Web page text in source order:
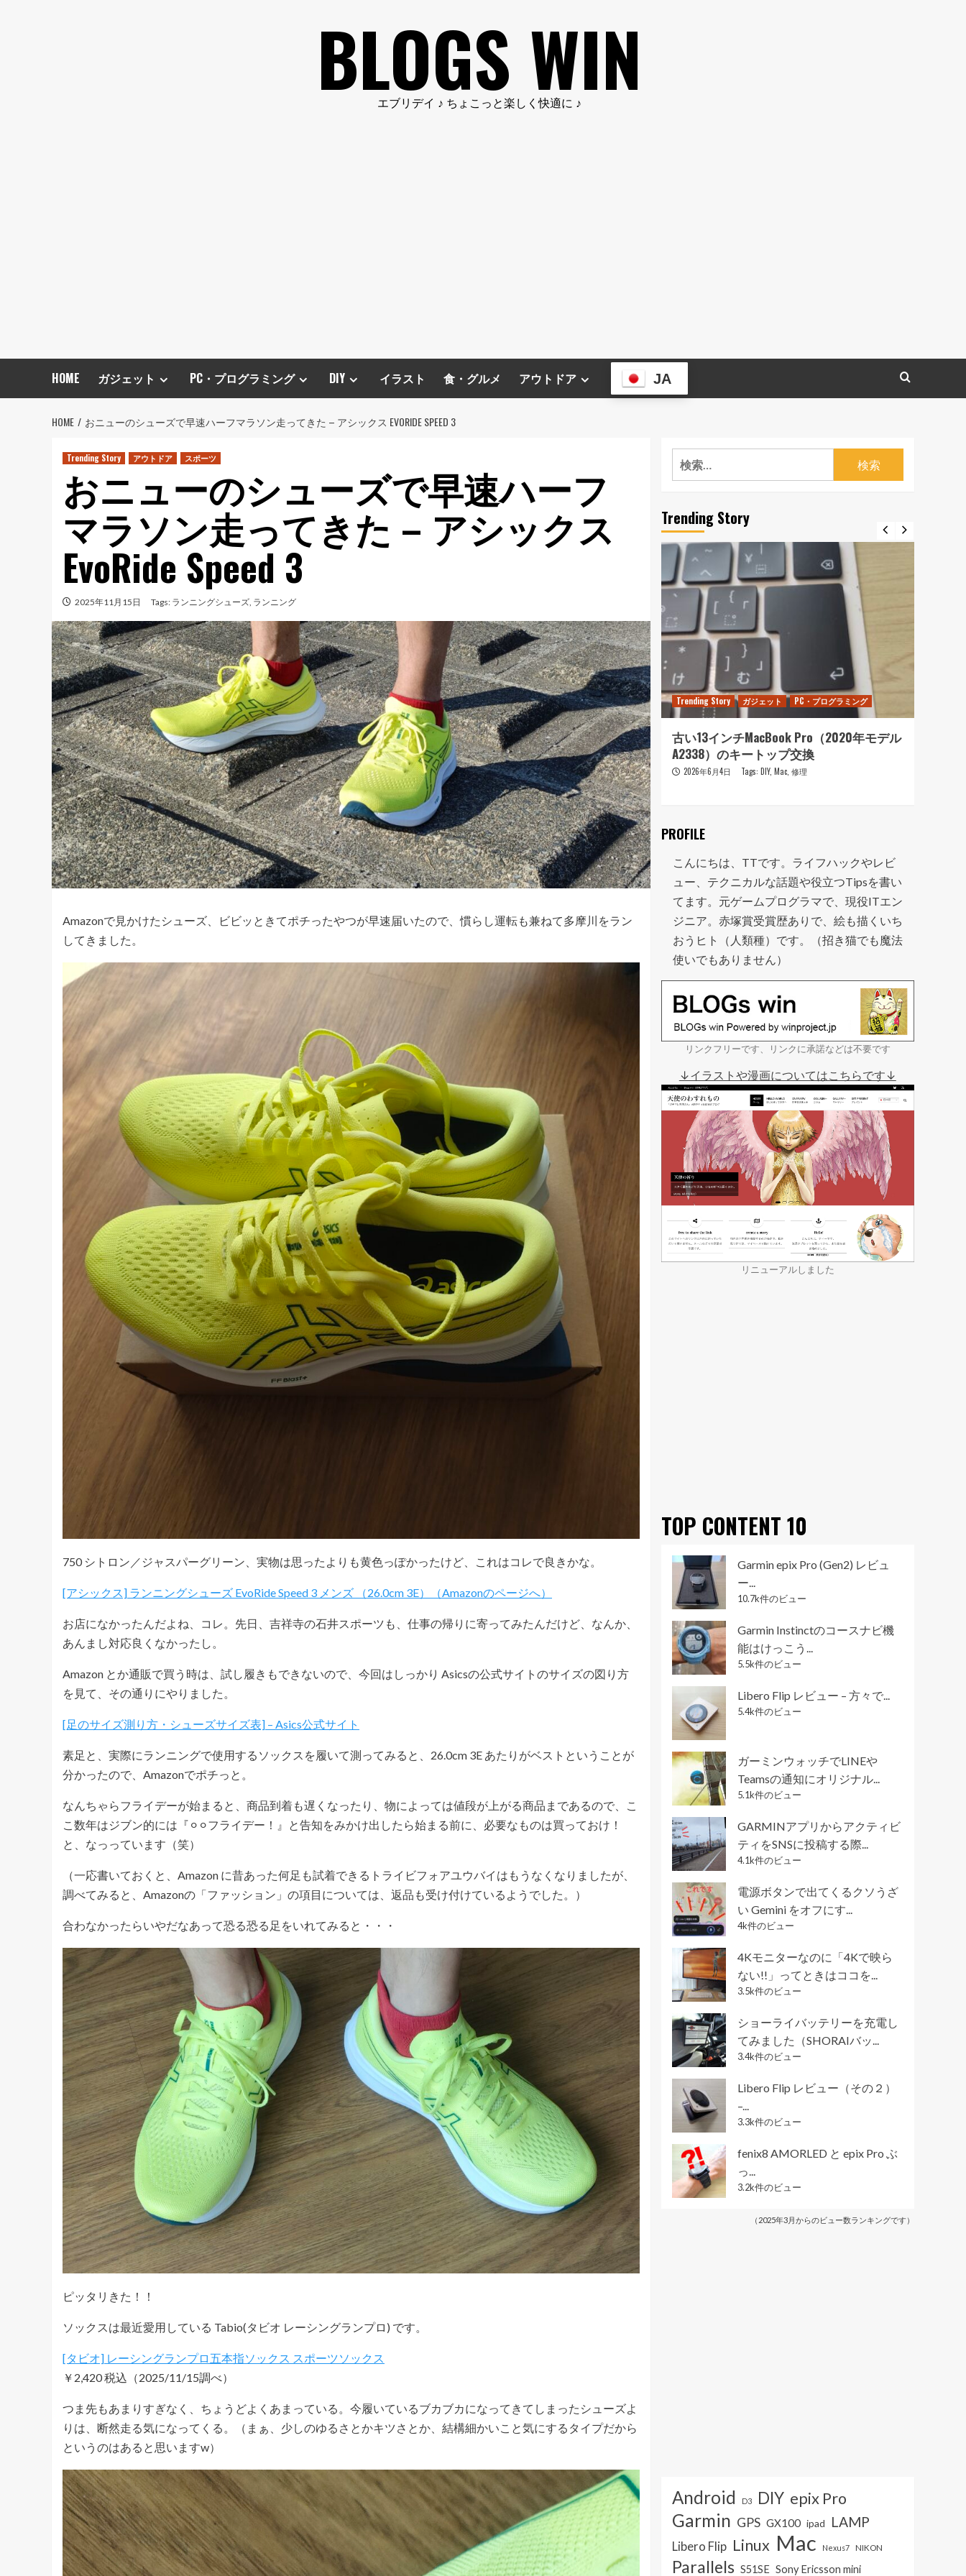
BLOGS WIN
エブリデイ ♪ ちょこっと楽しく快適に ♪
HOME ガジェット PC・プログラミング DIY イラスト 食・グルメ アウトドア JA
HOME おニューのシューズで早速ハーフマラソン走ってきた – アシックス EVORIDE SPEED 3
Trending Story アウトドア スポーツ
おニューのシューズで早速ハーフ
マラソン走ってきた – アシックス
EvoRide Speed 3
2025年11月15日 Tags: ランニングシューズ, ランニング
Amazonで見かけたシューズ、ビビッときてポチったやつが早速届いたので、慣らし運転も兼ねて多摩川をラン
してきました。
750 シトロン／ジャスパーグリーン、実物は思ったよりも黄色っぽかったけど、これはコレで良きかな。
[アシックス] ランニングシューズ EvoRide Speed 3 メンズ （26.0cm 3E）
お店になかったんだよね、コレ。先日、吉祥寺の石井スポーツも、仕事の帰りに寄ってみたんだけど、なんか、
あんまし対応良くなかったし。
Amazon とか通販で買う時は、試し履きもできないので、今回はしっかり Asicsの公式サイトのサイズの図り方
を見て、その通りにやりました。
[足のサイズ測り方・シューズサイズ表] – Asics公式サイト
素足と、実際にランニングで使用するソックスを履いて測ってみると、26.0cm 3E あたりがベストということが
分かったので、Amazonでポチっと。
なんちゃらフライデーが始まると、商品到着も遅くなったり、物によっては値段が上がる商品まであるので、こ
こ数年はジブン的には『⚪︎⚪︎フライデー！』と告知をみかけ出したら始まる前に、必要なものは買っておけ！
と、なっっています（笑）
（一応書いておくと、Amazon に昔あった何足も試着できるトライビフォアユウバイはもうなくなりましたが、
調べてみると、Amazonの「ファッション」の項目については、返品も受け付けているようでした。）
合わなかったらいやだなあって恐る恐る足をいれてみると・・・
ピッタリきた！！
ソックスは最近愛用している Tabio(タビオ レーシングランプロ) です。
[タビオ] レーシングランプロ五本指ソックス スポーツソックス
￥2,420 税込（2025/11/15調べ）
つま先もあまりすぎなく、ちょうどよくあまっている。今履いているブカブカになってきてしまったシューズよ
りは、断然走る気になってくる。（まぁ、少しのゆるさとかキツさとか、結構細かいこと気にするタイプだから
というのはあると思いますw）
検
索:
Trending Story
Trending Story DIY ガジェット
ネット
PC・プログラミング
タッチタイピング（ブラインドタッチ）で
きるようになった！ ので、ご褒美にブラ
ックアウトステッカー
2025年1月16日 Tags:キーボード,DIY,Mac,プログラミング
Trending Story ガジェット PC・プログラミング
古い13インチMacBook Pro（2020年モデル
A2338）のキートップ交換
2026年6月4日 Tags: DIY, Mac, 修理
PROFILE
こんにちは、TTです。ライフハックやレビ
ュー、テクニカルな話題や役立つTipsを書い
てます。元ゲームプログラマで、現役ITエン
ジニア。赤塚賞受賞歴ありで、絵も描くいち
おうヒト（人類種）です。（招き猫でも魔法
使いでもありません）
リンクフリーです、リンクに承諾などは不要です
↓イラストや漫画についてはこちらです↓
リニューアルしました
TOP CONTENT 10
Garmin epix Pro (Gen2) レビュ
ー...
10.7k件のビュー
Garmin Instinctのコースナビ機
能はけっこう...
5.5k件のビュー
Libero Flip レビュー – 方々で...
5.4k件のビュー
ガーミンウォッチでLINEや
Teamsの通知にオリジナル...
5.1k件のビュー
GARMINアプリからアクティビ
ティをSNSに投稿する際...
4.1k件のビュー
電源ボタンで出てくるクソうざ
い Gemini をオフにす...
4k件のビュー
4Kモニターなのに「4Kで映ら
ない!!」ってときはココを...
3.5k件のビュー
ショーライバッテリーを充電し
てみました（SHORAIバッ...
3.4k件のビュー
Libero Flip レビュー（その２）
–...
3.3k件のビュー
fenix8 AMORLED と epix Pro ぶ
っ...
3.2k件のビュー
（2025年3月からのビュー数ランキングです）
Android D3 DIY epix Pro
Garmin GPS GX100 ipad LAMP
Libero Flip Linux Mac Nexus7 NIKON
Parallels S51SE Sony Ericsson mini